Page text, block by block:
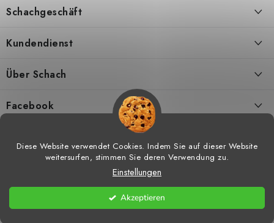
Diese Website verwendet Cookies. Indem Sie auf dieser Website
weitersurfen, stimmen Sie deren Verwendung zu.
Einstellungen
Akzeptieren
ß
z
e
e
Schachgeschäft
Kontakt
Meine bestellung
Vorteile vom Einkaufen bei uns
Kundendienst
Geschäftsbedingungen
Hilfe bei Reklamationen
Widerrufsrecht
Über Schach
Schachtraining
Schachshop-Partner
Facebook
Erstellt von Shoptet
Schachgeschäft. Alle Rechte vorbehalten.
Einstellungen ändern